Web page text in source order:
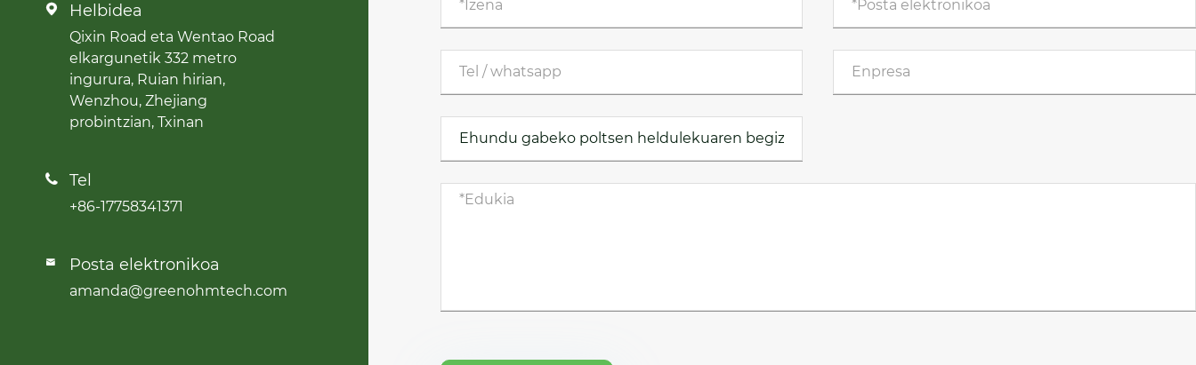
 Helbidea
Qixin Road eta Wentao Road
elkargunetik 332 metro
ingurura, Ruian hirian,
Wenzhou, Zhejiang
probintzian, Txinan
 Tel
+86-17758341371
 Posta elektronikoa
amanda@greenohmtech.com